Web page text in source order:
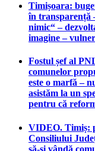
Timișoara:
în transparență
nimic“ –
imagine –
Fostul șef al
comunelor
este o marfă –
asistăm la un
pentru că
VIDEO. Timiș:
Consiliului
să-și vândă